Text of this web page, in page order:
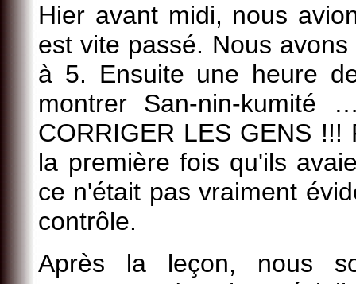
Hier avant midi, nous
est vite passé. Nous
à 5. Ensuite une heure
montrer San-nin-kumité
CORRIGER LES GENS
la première fois qu'ils
ce n'était pas vraiment
contrôle.
Après la leçon, nous